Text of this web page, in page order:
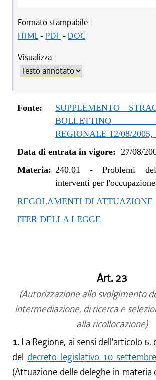
Formato stampabile:
HTML- PDF - DOC
Visualizza:
Fonte:
SUPPLEMENTO
BOLLETTINO
REGIONALE 12/08/2005,
Data di entrata in vigore: 27/08/
Materia: 240.01 -Problemi
interventi per l'occupazione
REGOLAMENTI DI ATTUAZIONE
ITER DELLA LEGGE
Art. 23
(Autorizzazione allo svolgimento
intermediazione, di ricerca e
alla ricollocazione)
1. La Regione, ai sensi dell'articolo 6,
del decreto legislativo 10
(Attuazione delle deleghe in materia